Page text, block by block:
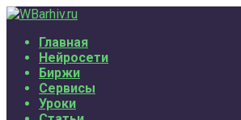
Перейти
содержанию
Главная
Нейросети
Биржи
Сервисы
Уроки